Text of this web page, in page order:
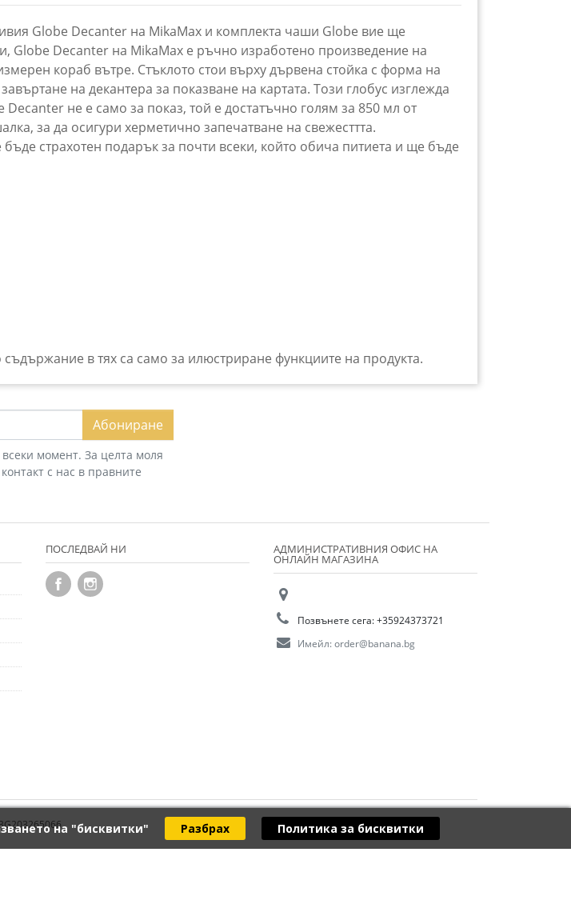
на "бисквитки" Разбрах Политика за бисквитки
Globe Decanter на MikaMax и комплекта чаши Globe вие ще
Globe Decanter на MikaMax е ръчно изработено произведение на
кораб вътре. Стъклото стои върху дървена стойка с форма на
на декантера за показване на картата. Този глобус изглежда
не е само за показ, той е достатъчно голям за 850 мл от
за да осигури херметично запечатване на свежесттта.
страхотен подарък за почти всеки, който обича питиета и ще бъде
в тях са само за илюстриране функциите на продукта.
Абониране
момент. За целта моля
с нас в правните
ПОСЛЕДВАЙ НИ АДМИНИСТРАТИВНИЯ ОФИС НА
ОНЛАЙН МАГАЗИНА
Позвънете сега:+35924373721
Имейл:order@banana.bg